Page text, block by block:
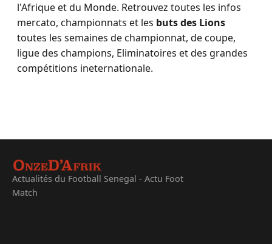
l'Afrique et du Monde. Retrouvez toutes les infos
mercato, championnats et les buts des Lions
toutes les semaines de championnat, de coupe,
ligue des champions, Eliminatoires et des grandes
compétitions ineternationale.
Actualités du Football Senegal - Actu Foot
Match